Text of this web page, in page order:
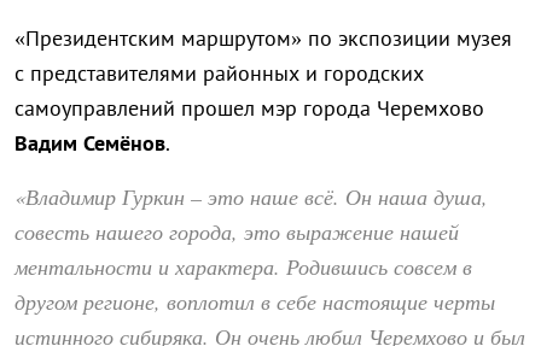
«Президентским маршрутом» по экспозиции музея
с представителями районных и городских
самоуправлений прошел мэр города Черемхово
Вадим Семёнов.
«Владимир Гуркин – это наше всё. Он наша душа,
совесть нашего города, это выражение нашей
ментальности и характера. Родившись совсем в
другом регионе, воплотил в себе настоящие черты
истинного сибиряка. Он очень любил Черемхово и был